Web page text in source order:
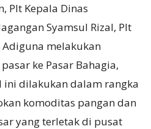
Plt Kepala Dinas
Syamsul Rizal, Plt
Adiguna melakukan
ke Pasar Bahagia,
ini dilakukan dalam rangka
komoditas pangan dan
yang terletak di pusat